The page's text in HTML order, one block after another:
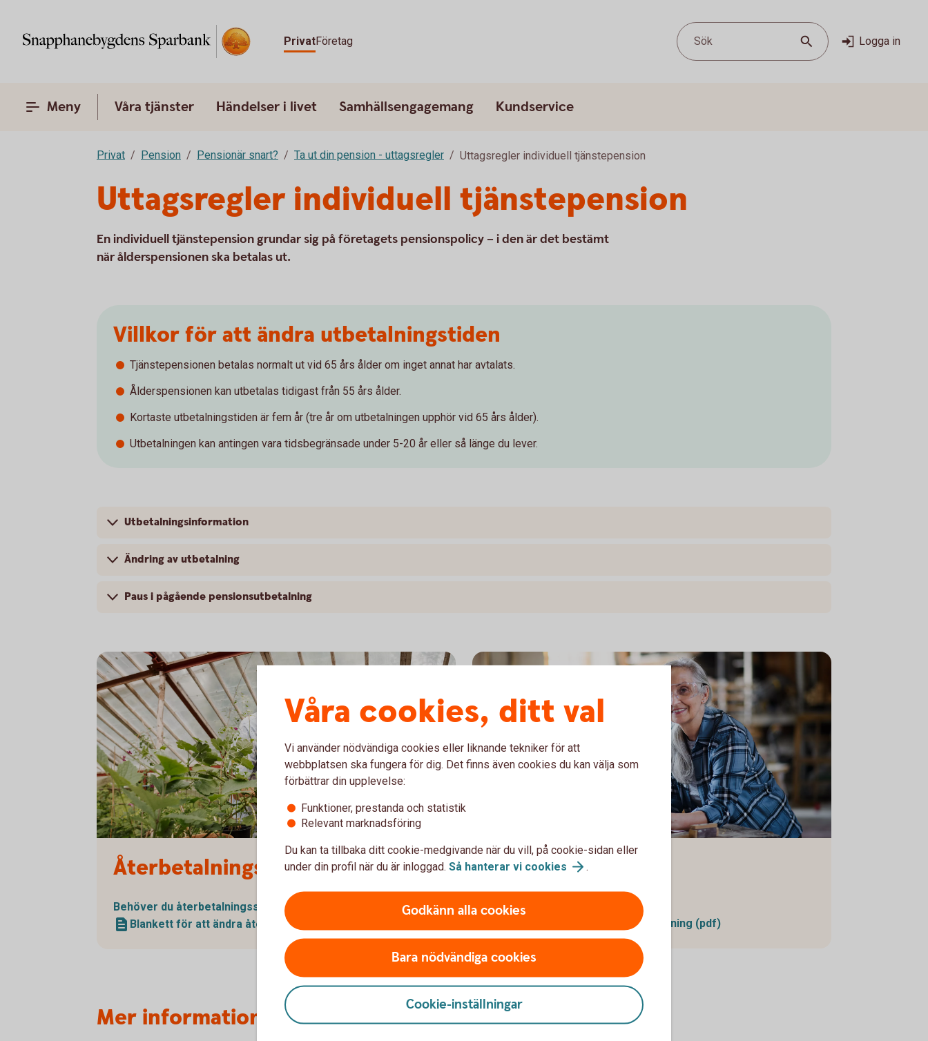
PrivatFöretag Sök Logga in
Meny Våra tjänster Händelser i livet Samhällsengagemang Kundservice
Privat Pension Pensionär snart? Ta ut din pension - uttagsregler Uttagsregler individuell tjänstepension
Uttagsregler individuell tjänstepension
En individuell tjänstepension grundar sig på företagets pensionspolicy – i den är det bestämt
när ålderspensionen ska betalas ut.
Villkor för att ändra utbetalningstiden
Tjänstepensionen betalas normalt ut vid 65 års ålder om inget annat har avtalats.
Ålderspensionen kan utbetalas tidigast från 55 års ålder.
Kortaste utbetalningstiden är fem år (tre år om utbetalningen upphör vid 65 års ålder).
Utbetalningen kan antingen vara tidsbegränsade under 5-20 år eller så länge du lever.
Utbetalningsinformation
Ändring av utbetalning
Paus i pågående pensionsutbetalning
Senior and child working in the greenhouse
Återbetalningsskydd
Behöver du återbetalningsskydd?
Blankett för att ändra återbetalningsskydd (pdf)
1338652109
Ansök
Blankett för utbetalning (pdf)
Blankett Paus i pensionsutbetalning (pdf)
Mer information
Våra cookies, ditt val
Vi använder nödvändiga cookies eller liknande tekniker för att
webbplatsen ska fungera för dig. Det finns även cookies du kan välja som
förbättrar din upplevelse:
Funktioner, prestanda och statistik
Relevant marknadsföring
Du kan ta tillbaka ditt cookie-medgivande när du vill, på cookie-sidan eller
under din profil när du är inloggad. Så hanterar vi cookies .
Godkänn alla cookies
Bara nödvändiga cookies
Cookie-inställningar